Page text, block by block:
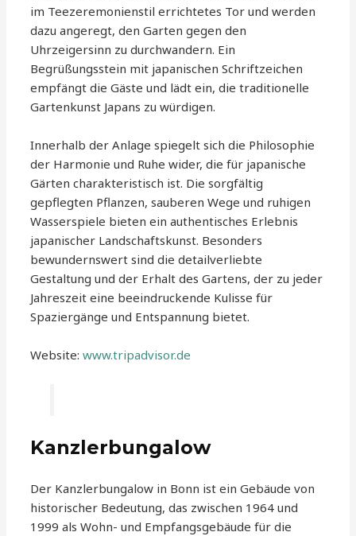
im Teezeremonienstil errichtetes Tor und werden
dazu angeregt, den Garten gegen den
Uhrzeigersinn zu durchwandern. Ein
Begrüßungsstein mit japanischen Schriftzeichen
empfängt die Gäste und lädt ein, die traditionelle
Gartenkunst Japans zu würdigen.
Innerhalb der Anlage spiegelt sich die Philosophie
der Harmonie und Ruhe wider, die für japanische
Gärten charakteristisch ist. Die sorgfältig
gepflegten Pflanzen, sauberen Wege und ruhigen
Wasserspiele bieten ein authentisches Erlebnis
japanischer Landschaftskunst. Besonders
bewundernswert sind die detailverliebte
Gestaltung und der Erhalt des Gartens, der zu jeder
Jahreszeit eine beeindruckende Kulisse für
Spaziergänge und Entspannung bietet.
Website:www.tripadvisor.de
Kanzlerbungalow
Der Kanzlerbungalow in Bonn ist ein Gebäude von
historischer Bedeutung, das zwischen 1964 und
1999 als Wohn- und Empfangsgebäude für die